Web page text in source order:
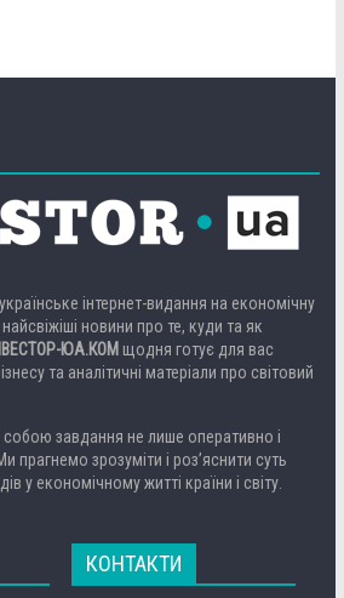
інтернет-видання на економічну
новини про те, куди та як
ЮА.КОМ щодня готує для вас
та аналітичні матеріали про світовий
собою завдання не лише оперативно і
прагнемо зрозуміти і роз’яснити суть
у економічному житті країни і світу.
КОНТАКТИ